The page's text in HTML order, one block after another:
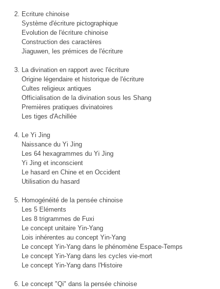
Ecriture chinoise
Système d'écriture pictographique
Evolution de l'écriture chinoise
Construction des caractères
Jiaguwen, les prémices de l'écriture
La divination en rapport avec l'écriture
Origine légendaire et historique de l'écriture
Cultes religieux antiques
Officialisation de la divination sous les Shang
Premières pratiques divinatoires
Les tiges d'Achillée
Le Yi Jing
Naissance du Yi Jing
Les 64 hexagrammes du Yi Jing
Yi Jing et inconscient
Le hasard en Chine et en Occident
Utilisation du hasard
Homogénéité de la pensée chinoise
Les 5 Eléments
Les 8 trigrammes de Fuxi
Le concept unitaire Yin-Yang
Lois inhérentes au concept Yin-Yang
Le concept Yin-Yang dans le phénomène Espace-Temps
Le concept Yin-Yang dans les cycles vie-mort
Le concept Yin-Yang dans l'Histoire
Le concept "Qi" dans la pensée chinoise